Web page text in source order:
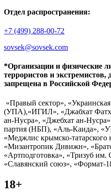
Отдел распространения:
+7 (499) 288-00-72
sovsek@sovsek.com
*Организации и физические
террористов и экстремистов,
запрещена в Российской
«Правый сектор»,
(УПА),«ИГИЛ», «Джабхат
ан-Нусра», «Джебхат ан-
партия (НБП), «Аль-Каида»,
«Меджлис крымско-
«Мизантропик Дивижн»,
«Артподготовка», «Тризуб
«Славянский союз», «Формат-
18+